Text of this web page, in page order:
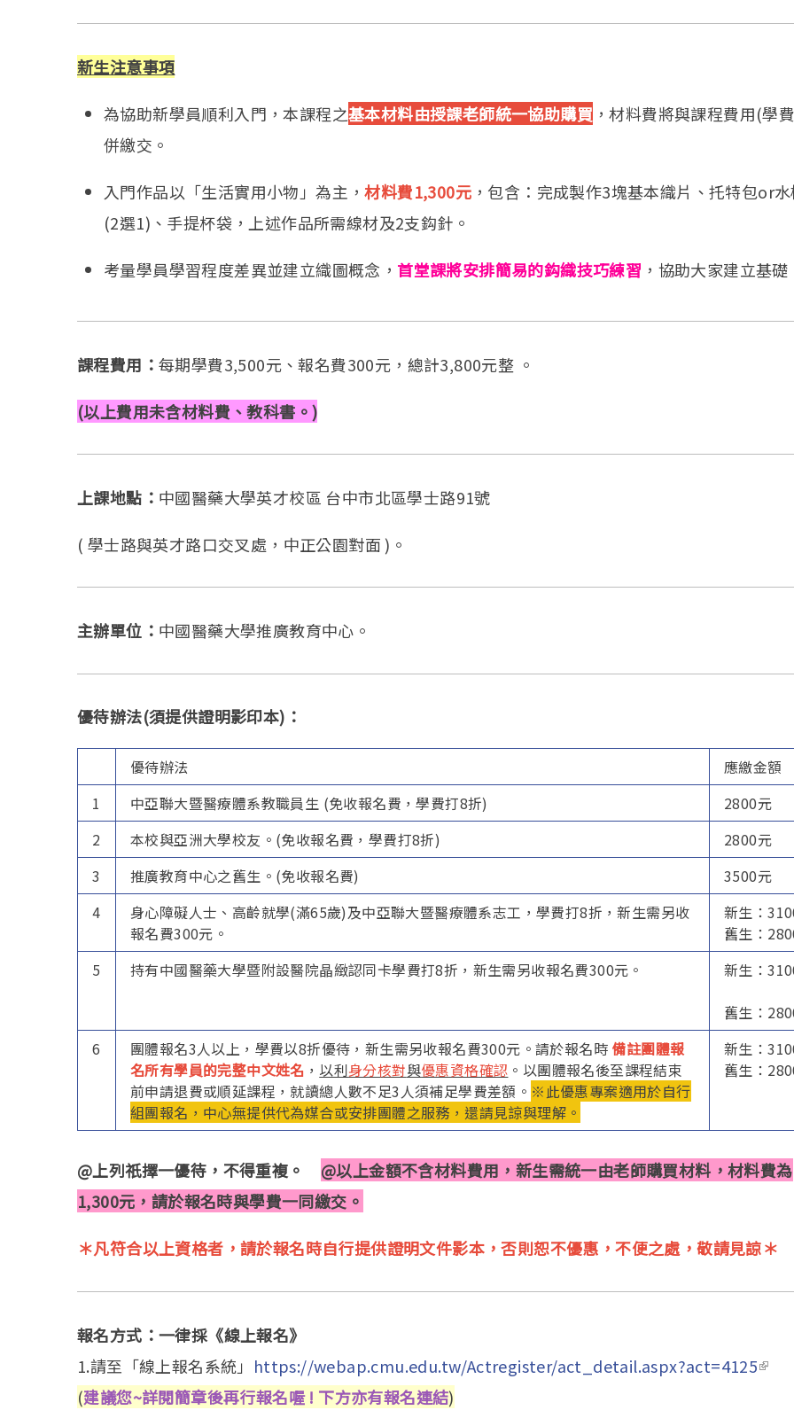
新生注意事項
為協助新學員順利入門，本課程之基本材料由授課老師統一協助購買 ，材料費將與課程費用(學
併繳交。
入門作品以「生活實用小物」為主，材料費1,300元 ，包含：完成製作3塊基本織片、托特包or
(2選1)、手提杯袋，上述作品所需線材及2支鈎針。
考量學員學習程度差異並建立織圖概念， 首堂課將安排簡易的鈎織技巧練習 ，協助大家建立基礎
課程費用： 每期學費3,500元、報名費300元，總計3,800元整 。
(以上費用未含材料費、教科書。)
上課地點： 中國醫藥大學英才校區 台中市北區學士路91號
( 學士路與英才路口交叉處，中正公園對面 )。
主辦單位： 中國醫藥大學推廣教育中心。
優待辦法(須提供證明影印本)：
優待辦法
應繳金額
1
中亞聯大暨醫療體系教職員生 (免收報名費，學費打8折)
2800元
2
本校與亞洲大學校友。(免收報名費，學費打8折)
2800元
3
推廣教育中心之舊生。(免收報名費)
3500元
4
身心障礙人士、高齡就學(滿65歲)及中亞聯大暨醫療體系志工，學費打8折，新生需另收
報名費300元。
新生：
舊生：
5
持有中國醫藥大學暨附設醫院晶緻認同卡學費打8折，新生需另收報名費300元。
新生：
舊生：
6
團體報名3人以上，學費以8折優待，新生需另收報名費300元。請於報名時 備註團體報
名所有學員的完整中文姓名 ， 以利身分核對與優惠資格確認 。以團體報名後至課程結束
前申請退費或順延課程，就讀總人數不足3人須補足學費差額。 ※此優惠專案適用於自行
組團報名，中心無提供代為媒合或安排團體之服務，還請見諒與理解。
新生：
舊生：
@上列祇擇一優待，不得重複。 @以上金額不含材料費用，新生需統一由老師購買材料，材料費為
1,300元，請於報名時與學費一同繳交。
＊凡符合以上資格者，請於報名時自行提供證明文件影本，否則恕不優惠，不便之處，敬請見諒＊
報名方式：一律採《線上報名》
1.請至「線上報名系統」 https://webap.cmu.edu.tw/Actregister/act_detail.aspx?act=4125(link
(建議您~詳閱簡章後再行報名喔 ! 下方亦有報名連結)